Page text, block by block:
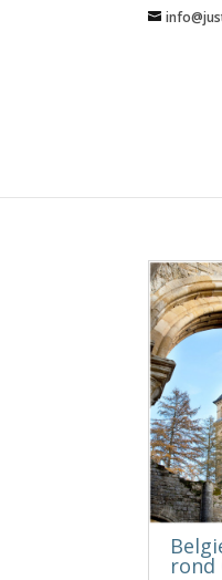
rond